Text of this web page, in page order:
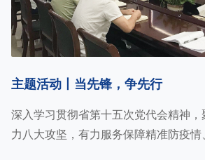
主题活动丨当先锋，争先行
深入学习贯彻省第十五次党代会精神，
力八大攻坚，有力服务保障精准防疫情